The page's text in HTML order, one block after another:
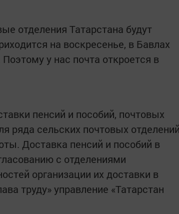
отделения Татарстана будут
на воскресенье, в Бавлах
у нас почта откроется в
пенсий и пособий, почтовых
ряда сельских почтовых
Доставка пенсий и пособий в
с отделениями
организации их доставки в
труду» управление «Татарстан